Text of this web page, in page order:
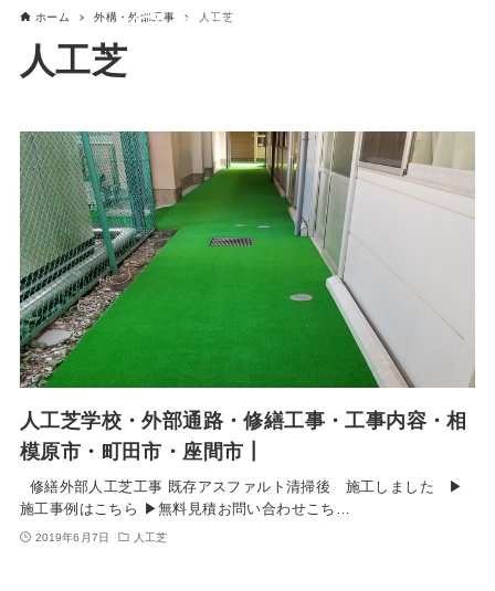
ホーム 外構・外部工事 人工芝
人工芝
人工芝学校・外部通路・修繕工事・工事内容・相
模原市・町田市・座間市┃
修繕外部人工芝工事 既存アスファルト清掃後 施工しました ▶
施工事例はこちら ▶無料見積お問い合わせこち…
2019年6月7日 人工芝